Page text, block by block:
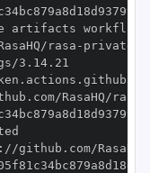
rasa -
RasaHQ/rasa
: //github.com/